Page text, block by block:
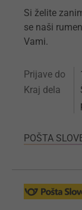
Si želite
se naši
Vami.
Prijave do
Kraj dela
POŠTA